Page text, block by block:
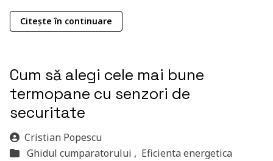
Citește în continuare
Cum să alegi cele mai bune
termopane cu senzori de
securitate
Cristian Popescu
Ghidul cumparatorului , Eficienta energetica